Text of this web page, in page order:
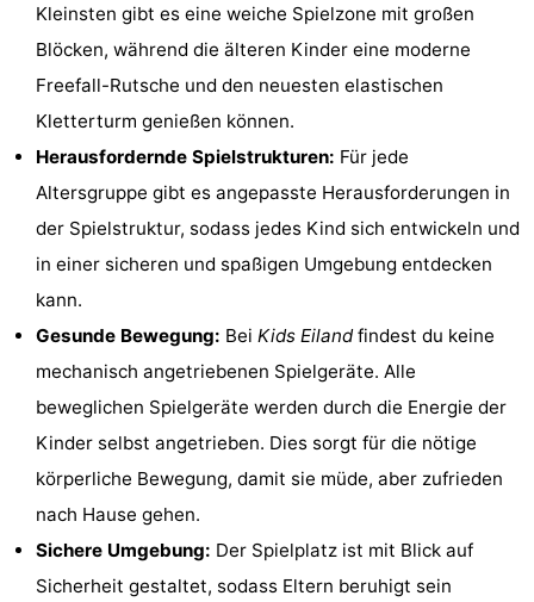
tun
Museen
Aussichtspunkte
Attraktionen
Rundfahrten
Spielplätze
Spielplätze
Natur
Sport
Kleinsten gibt es eine weiche Spielzone mit großen
Blöcken, während die älteren Kinder eine moderne
Freefall-Rutsche und den neuesten elastischen
Kletterturm genießen können.
Herausfordernde Spielstrukturen: Für jede
Altersgruppe gibt es angepasste Herausforderungen in
der Spielstruktur, sodass jedes Kind sich entwickeln und
in einer sicheren und spaßigen Umgebung entdecken
kann.
Gesunde Bewegung: Bei Kids Eilandfindest du keine
mechanisch angetriebenen Spielgeräte. Alle
beweglichen Spielgeräte werden durch die Energie der
Kinder selbst angetrieben. Dies sorgt für die nötige
körperliche Bewegung, damit sie müde, aber zufrieden
nach Hause gehen.
Sichere Umgebung: Der Spielplatz ist mit Blick auf
Sicherheit gestaltet, sodass Eltern beruhigt sein